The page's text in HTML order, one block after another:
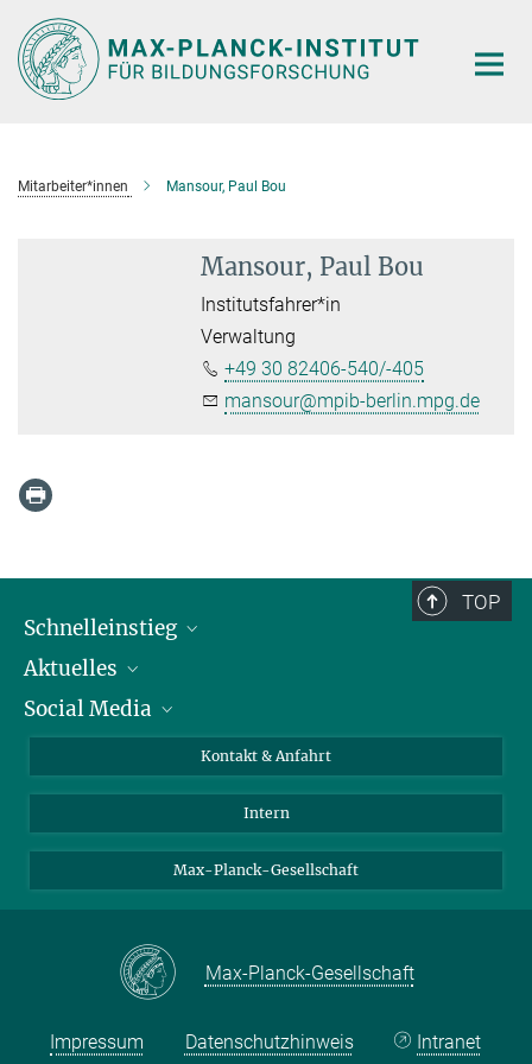
Hauptinhalt
Mitarbeiter*innen Mansour, Paul Bou
Mansour, Paul Bou
Institutsfahrer*in
Verwaltung
+49 30 82406-540/-405
mansour@mpib-berlin.mpg.de
TOP
Schnelleinstieg
Personen
Pressebereich
Aktuelles
Stellenangebote
Social Media
LinkedIn
Kontakt & Anfahrt
Intern
Max-Planck-Gesellschaft
Max-Planck-Gesellschaft
Impressum Datenschutzhinweis Intranet